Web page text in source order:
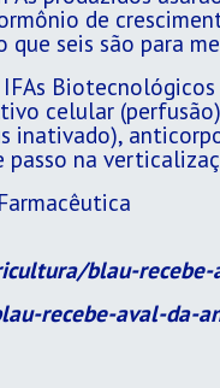
de
seis são para
celular
inativado),
passo na
blau-
recebe-aval-da-